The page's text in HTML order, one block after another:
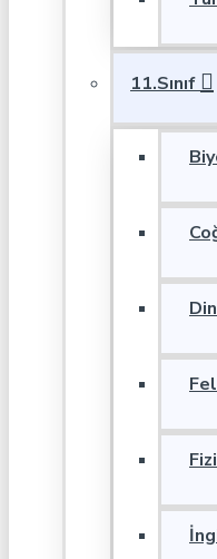
11.Sınıf